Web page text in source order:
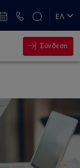
ΕΛ
Σύνδεση